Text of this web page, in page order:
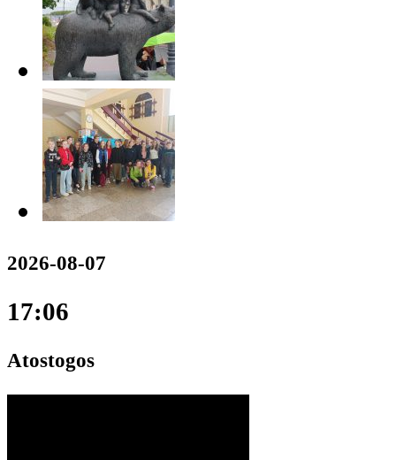
2026-08-07
17:06
Atostogos